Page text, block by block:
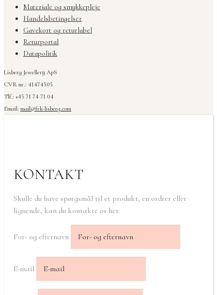
Materiale og smykkepleje
Handelsbetingelser
Gavekort og returlabel
Returportal
Datapolitik
Lisberg Jewellery ApS
CVR nr.: 41474505
Tlf.: +45 71 74 71 04
Email: mail@frk-lisberg.com
KONTAKT
Skulle du have spørgsmål til et produkt, en ordrer eller
lignende, kan du kontakte os her.
For- og efternavn
E-mail